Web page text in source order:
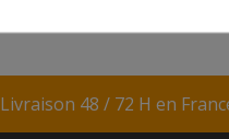
Livraison 48 / 72 H en